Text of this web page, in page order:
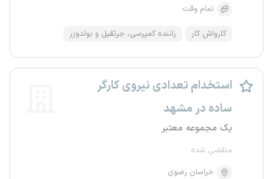
تمام وقت
کارواش کار راننده کمپرسی، جرثقیل و بولدوزر
استخدام تعدادی نیروی کارگر
ساده در مشهد
یک مجموعه معتبر
منقضی شده
خراسان رضوی